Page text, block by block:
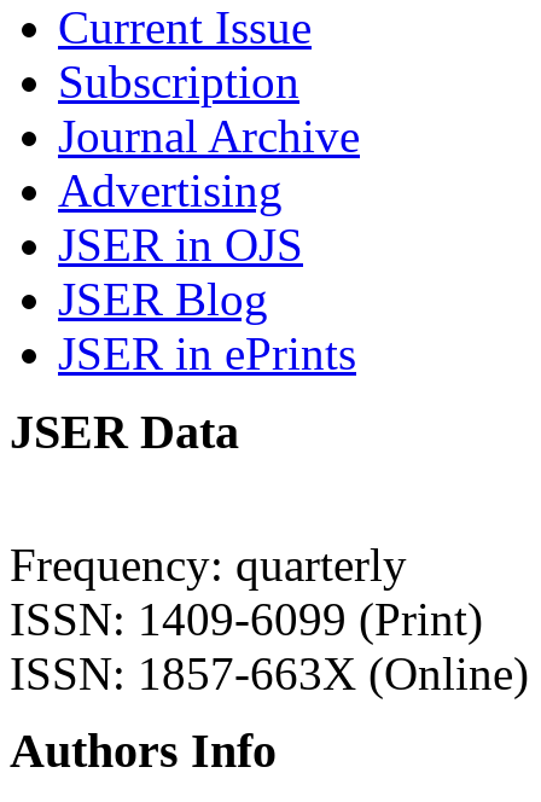
Current Issue
Subscription
Journal Archive
Advertising
JSER in OJS
JSER Blog
JSER in ePrints
JSER Data
Frequency: quarterly
ISSN: 1409-6099 (Print)
ISSN: 1857-663X (Online)
Authors Info